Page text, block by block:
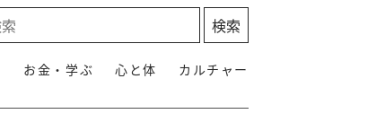
お金・学ぶ 心と体 カルチャー